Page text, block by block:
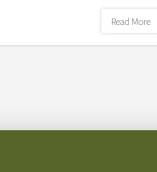
Read More